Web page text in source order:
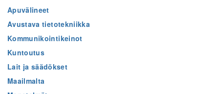
Apuvälineet
Avustava tietotekniikka
Kommunikointikeinot
Kuntoutus
Lait ja säädökset
Maailmalta